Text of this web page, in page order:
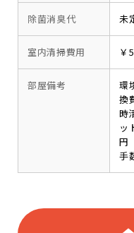
除菌消臭代 未
室内清掃費用 ￥
部屋備考
環
換
時
ッ
円
手